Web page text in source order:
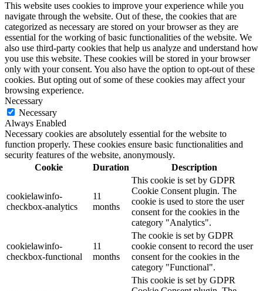
This website uses cookies to improve your experience while you
navigate through the website. Out of these, the cookies that are
categorized as necessary are stored on your browser as they are
essential for the working of basic functionalities of the website. We
also use third-party cookies that help us analyze and understand how
you use this website. These cookies will be stored in your browser
only with your consent. You also have the option to opt-out of these
cookies. But opting out of some of these cookies may affect your
browsing experience.
Necessary
Necessary
Always Enabled
Necessary cookies are absolutely essential for the website to
function properly. These cookies ensure basic functionalities and
security features of the website, anonymously.
Cookie
Duration Description
cookielawinfo-
checkbox-analytics
11
months
This cookie is set by GDPR
Cookie Consent plugin. The
cookie is used to store the user
consent for the cookies in the
category "Analytics".
cookielawinfo-
checkbox-functional
11
months
The cookie is set by GDPR
cookie consent to record the user
consent for the cookies in the
category "Functional".
This cookie is set by GDPR